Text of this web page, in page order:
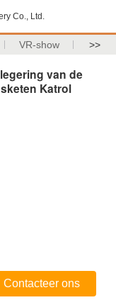
Co., Ltd.
VR-show >>
van de
Katrol
Contacteer ons